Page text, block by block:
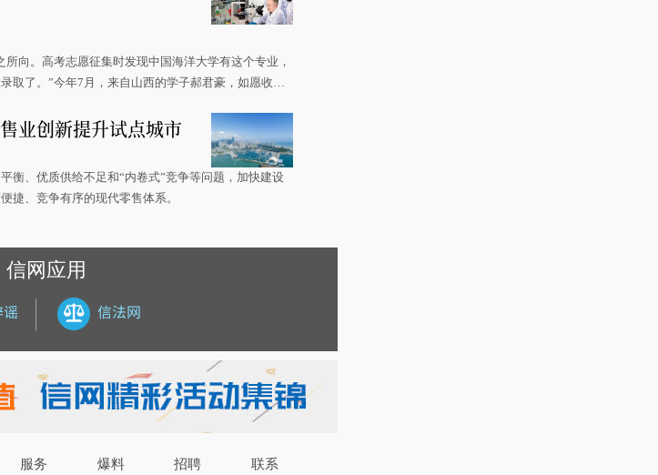
向。高考志愿征集时发现中国海洋大学有这个专业，
取了。”今年7月，来自山西的学子郝君豪，如愿收到
业创新提升试点城市
衡、优质供给不足和“内卷式”竞争等问题，加快建设
捷、竞争有序的现代零售体系。
信网应用
服务 爆料 招聘 联系